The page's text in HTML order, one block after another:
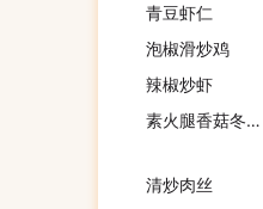
青豆虾仁
泡椒滑炒鸡
辣椒炒虾
素火腿香菇冬笋炒豌豆
清炒肉丝